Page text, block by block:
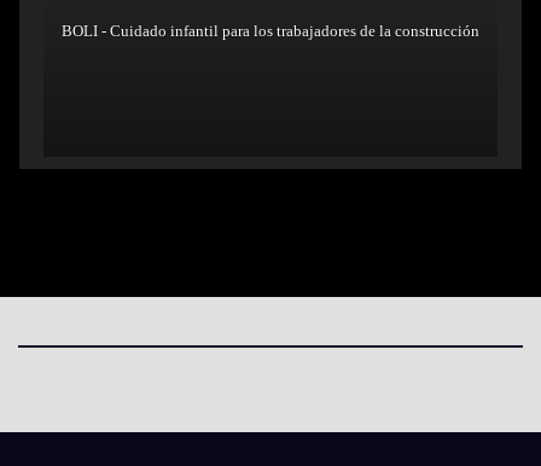
BOLI - Cuidado infantil para los trabajadores de la construcción